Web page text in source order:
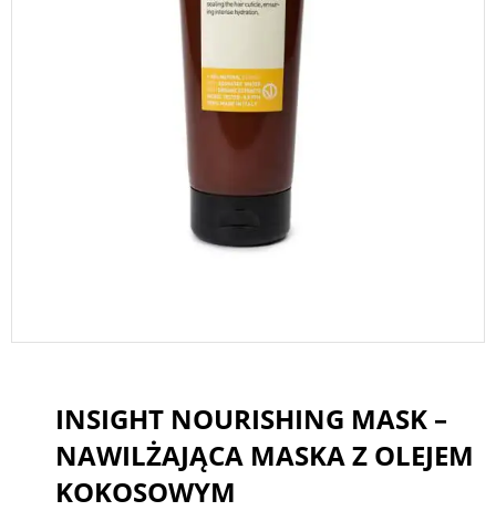
INSIGHT NOURISHING MASK –
NAWILŻAJĄCA MASKA Z OLEJEM
KOKOSOWYM